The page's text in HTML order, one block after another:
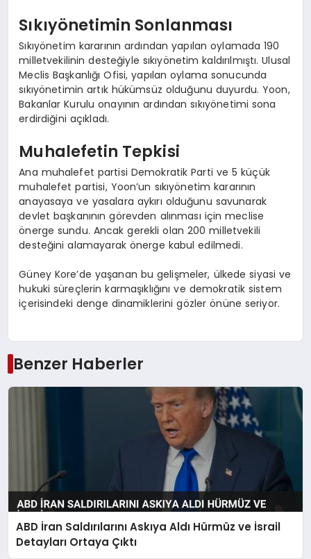
Sıkıyönetimin Sonlanması
Sıkıyönetim kararının ardından yapılan oylamada 190
milletvekilinin desteğiyle sıkıyönetim kaldırılmıştı. Ulusal
Meclis Başkanlığı Ofisi, yapılan oylama sonucunda
sıkıyönetimin artık hükümsüz olduğunu duyurdu. Yoon,
Bakanlar Kurulu onayının ardından sıkıyönetimi sona
erdirdiğini açıkladı.
Muhalefetin Tepkisi
Ana muhalefet partisi Demokratik Parti ve 5 küçük
muhalefet partisi, Yoon’un sıkıyönetim kararının
anayasaya ve yasalara aykırı olduğunu savunarak
devlet başkanının görevden alınması için meclise
önerge sundu. Ancak gerekli olan 200 milletvekili
desteğini alamayarak önerge kabul edilmedi.
Güney Kore’de yaşanan bu gelişmeler, ülkede siyasi ve
hukuki süreçlerin karmaşıklığını ve demokratik sistem
içerisindeki denge dinamiklerini gözler önüne seriyor.
Benzer Haberler
ABD İran Saldırılarını Askıya Aldı Hürmüz ve İsrail
Detayları Ortaya Çıktı